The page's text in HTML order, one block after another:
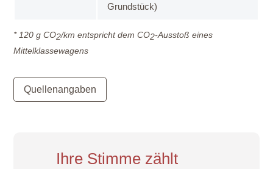
Grundstück)
* 120 g CO2/km entspricht dem CO2-Ausstoß eines
Mittelklassewagens
Quellenangaben
Ihre Stimme zählt